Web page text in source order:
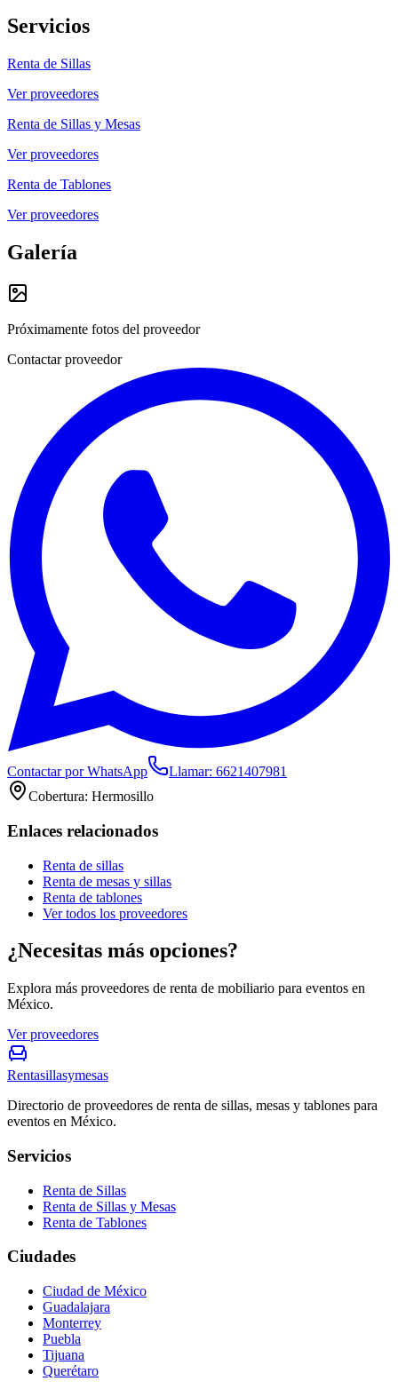
Servicios
Renta de Sillas
Ver proveedores
Renta de Sillas y Mesas
Ver proveedores
Renta de Tablones
Ver proveedores
Galería
Próximamente fotos del proveedor
Contactar proveedor
Contactar por WhatsApp Llamar: 6621407981
Cobertura: Hermosillo
Enlaces relacionados
Renta de sillas
Renta de mesas y sillas
Renta de tablones
Ver todos los proveedores
¿Necesitas más opciones?
Explora más proveedores de renta de mobiliario para eventos en
México.
Ver proveedores
Rentasillasymesas
Directorio de proveedores de renta de sillas, mesas y tablones para
eventos en México.
Servicios
Renta de Sillas
Renta de Sillas y Mesas
Renta de Tablones
Ciudades
Ciudad de México
Guadalajara
Monterrey
Puebla
Tijuana
Querétaro